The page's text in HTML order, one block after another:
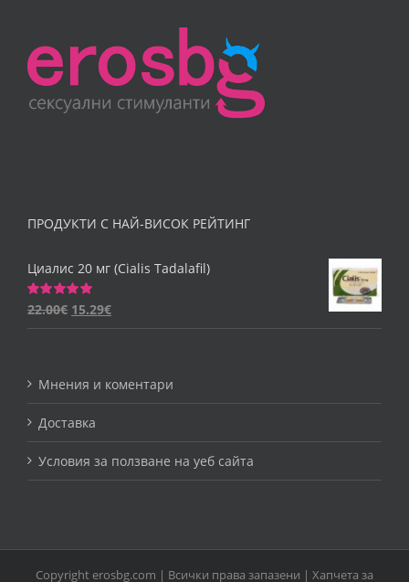
ПРОДУКТИ С НАЙ-ВИСОК РЕЙТИНГ
Циалис 20 мг (Cialis Tadalafil)
Оценено
от 5
22.00€ 15.29€
Мнения и коментари
Доставка
Условия за ползване на уеб сайта
Copyright erosbg.com | Всички права запазени | Хапчета за